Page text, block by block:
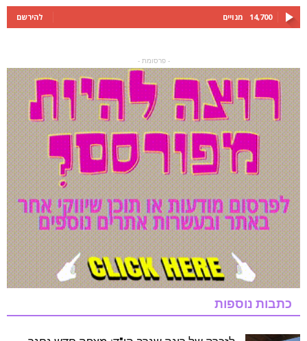
14,700 מנויים להירשם
- פרסומת -
כתבות נוספות